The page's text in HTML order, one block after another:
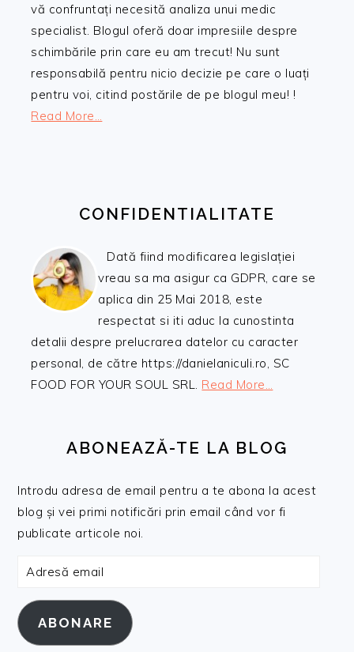
vă confruntați necesită analiza unui medic
specialist. Blogul oferă doar impresiile despre
schimbările prin care eu am trecut! Nu sunt
responsabilă pentru nicio decizie pe care o luați
pentru voi, citind postările de pe blogul meu! !
Read More…
CONFIDENTIALITATE
Dată fiind modificarea legislației
vreau sa ma asigur ca GDPR, care se
aplica din 25 Mai 2018, este
respectat si iti aduc la cunostinta
detalii despre prelucrarea datelor cu caracter
personal, de către https://danielaniculi.ro, SC
FOOD FOR YOUR SOUL SRL. Read More…
ABONEAZĂ-TE LA BLOG
Introdu adresa de email pentru a te abona la acest
blog și vei primi notificări prin email când vor fi
publicate articole noi.
Adresă
ABONARE